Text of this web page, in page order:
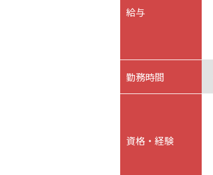
給与
勤務時間
資格・経験